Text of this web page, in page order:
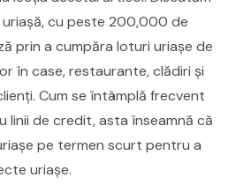
cu peste 200,000 de
prin a cumpăra loturi uriașe de
în case, restaurante, clădiri și
Cum se întâmplă frecvent
linii de credit, asta înseamnă că
pe termen scurt pentru a
uriașe.